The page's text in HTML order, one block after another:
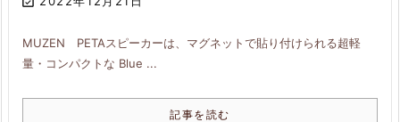
MUZEN PETAスピーカーは、マグネットで貼り付けられる超軽
量・コンパクトな Blue ...
記事を読む